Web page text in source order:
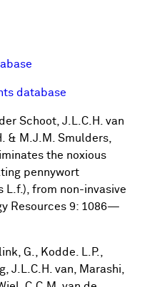
database
Schoot, J.L.C.H. van
& M.J.M. Smulders,
the noxious
pennywort
L.f.), from non-invasive
Resources 9: 1086—
G., Kodde. L.P.,
J.L.C.H. van, Marashi,